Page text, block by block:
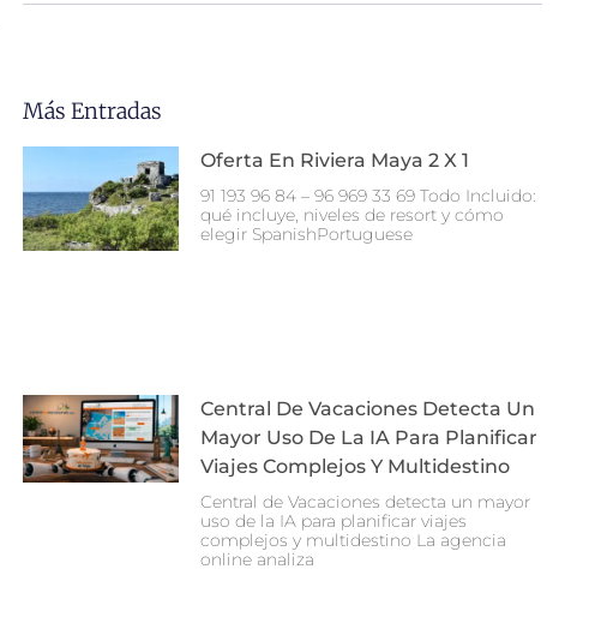
Más Entradas
Oferta En Riviera Maya 2 X 1
91 193 96 84 – 96 969 33 69 Todo Incluido:
qué incluye, niveles de resort y cómo
elegir SpanishPortuguese
Central De Vacaciones Detecta Un
Mayor Uso De La IA Para Planificar
Viajes Complejos Y Multidestino
Central de Vacaciones detecta un mayor
uso de la IA para planificar viajes
complejos y multidestino La agencia
online analiza